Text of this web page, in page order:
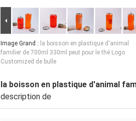
Image Grand : la boisson en plastique d'animal
familier de 700ml 330ml peut pour le thé Logo
Customized de bulle
la boisson en plastique d'animal
description de